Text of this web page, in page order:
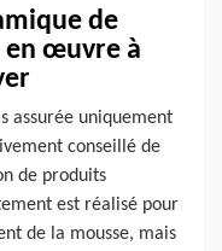
de
en œuvre à
assurée uniquement
conseillé de
de produits
est réalisé pour
de la mousse, mais